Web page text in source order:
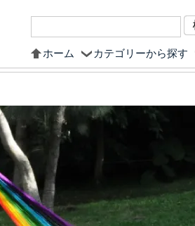
ホーム カテゴリーから探す